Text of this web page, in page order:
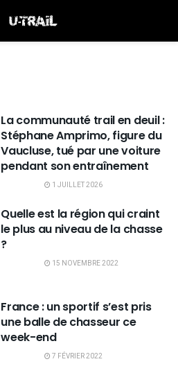
La communauté trail en deuil :
Stéphane Amprimo, figure du
Vaucluse, tué par une voiture
pendant son entraînement
1 JUILLET 2026
Quelle est la région qui craint
le plus au niveau de la chasse
?
15 NOVEMBRE 2022
France : un sportif s’est pris
une balle de chasseur ce
week-end
7 FÉVRIER 2022